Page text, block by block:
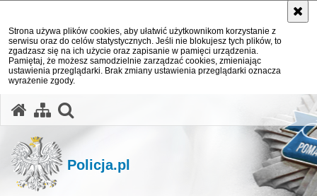
Strona używa plików cookies, aby ułatwić użytkownikom korzystanie z
serwisu oraz do celów statystycznych. Jeśli nie blokujesz tych plików, to
zgadzasz się na ich użycie oraz zapisanie w pamięci urządzenia.
Pamiętaj, że możesz samodzielnie zarządzać cookies, zmieniając
ustawienia przeglądarki. Brak zmiany ustawienia przeglądarki oznacza
wyrażenie zgody.
Policja.pl